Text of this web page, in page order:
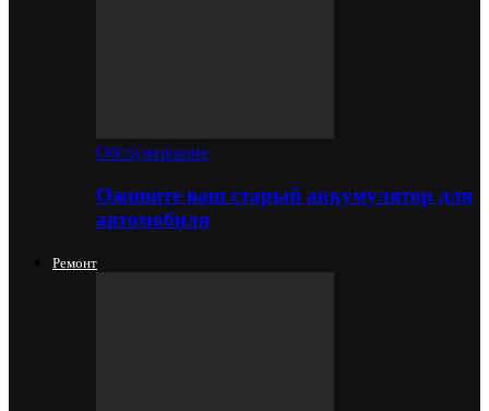
Обслуживание
Оживите ваш старый аккумулятор для
автомобиля
Ремонт